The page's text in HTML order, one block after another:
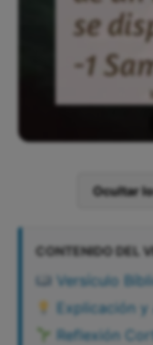
Ocultar
CONTENIDO DEL
Versículo
Explicación
Reflexión